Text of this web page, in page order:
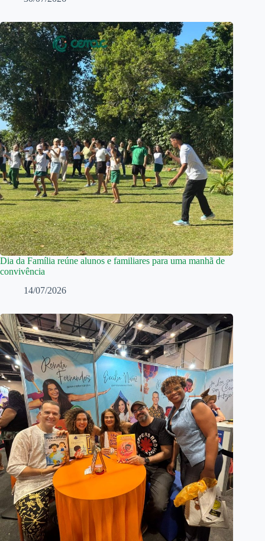
Dia da Família reúne alunos e familiares para uma manhã de
convivência
14/07/2026